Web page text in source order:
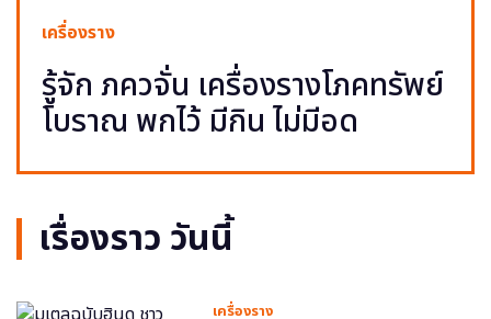
เครื่องราง
รู้จัก ภควจั่น เครื่องรางโภคทรัพย์
โบราณ พกไว้ มีกิน ไม่มีอด
เรื่องราว วันนี้
เครื่องราง